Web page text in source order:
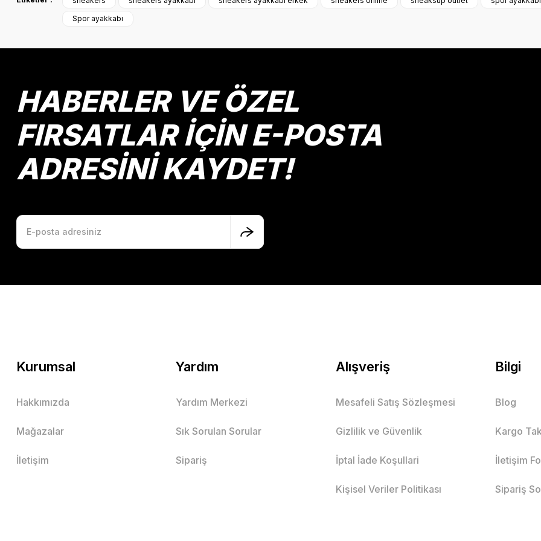
Spor ayakkabı
HABERLER VE ÖZEL
FIRSATLAR İÇİN E-POSTA
ADRESİNİ KAYDET!
Kurumsal
Hakkımızda
Mağazalar
İletişim
Yardım
Yardım Merkezi
Sık Sorulan Sorular
Sipariş
Alışveriş
Mesafeli Satış Sözleşmesi
Gizlilik ve Güvenlik
İptal İade Koşullari
Kişisel Veriler Politikası
Bilgi
Blog
Kargo
İletişim
Sipariş